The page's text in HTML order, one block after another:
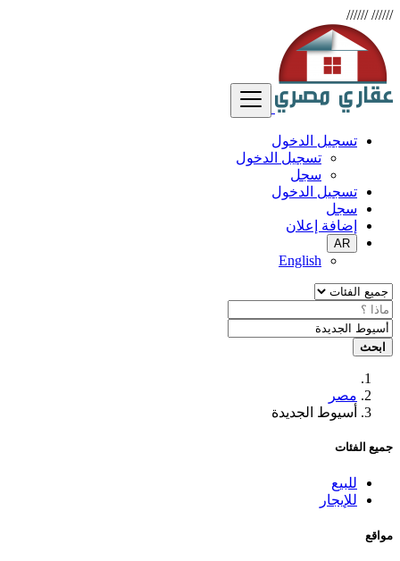
//////
//////
تسجيل الدخول
تسجيل الدخول
سجل
تسجيل الدخول
سجل
إضافة إعلان
AR
English
ابحث
مصر
أسيوط الجديدة
جميع الفئات
للبيع
للإيجار
مواقع